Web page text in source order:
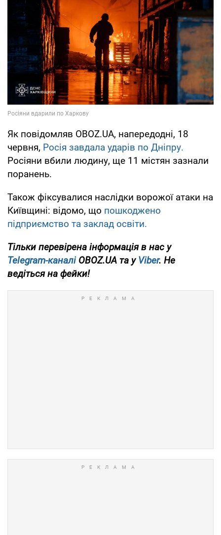
Як повідомляв OBOZ.UA, напередодні, 18
червня, Росія завдала ударів по Дніпру.
Росіяни вбили людину, ще 11 містян зазнали
поранень.
Також фіксувалися наслідки ворожої атаки на
Київщині: відомо, що пошкоджено
підприємство та заклад освіти.
Тільки перевірена інформація в нас у
Telegram-каналіOBOZ.UA та уViber. Не
ведіться на фейки!